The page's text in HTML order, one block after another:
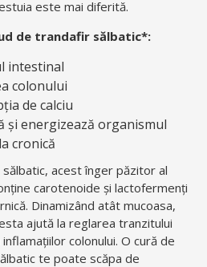
este mai diferită.
de trandafir sălbatic*:
intestinal
colonului
de calciu
și energizează organismul
cronică
acest înger păzitor al
carotenoide și lactofermenți
Dinamizând atât mucoasa,
ajută la reglarea tranzitului
colonului. O cură de
te poate scăpa de